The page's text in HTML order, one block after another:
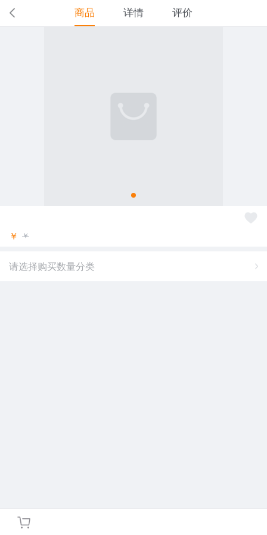
商品 详情 评价
￥ ￥
请选择购买数量分类